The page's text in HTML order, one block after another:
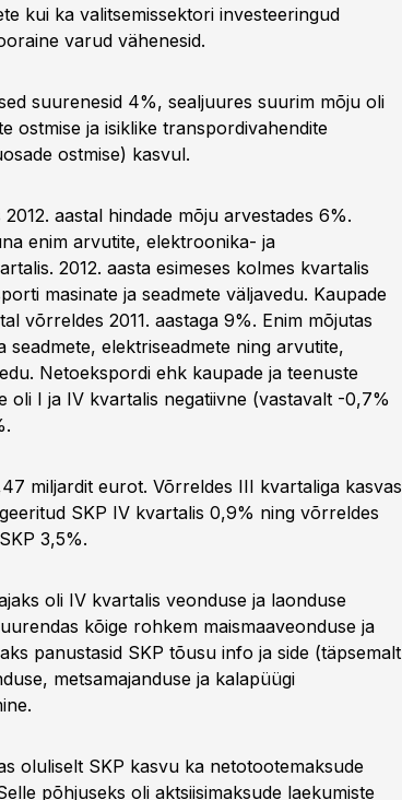
kui ka valitsemissektori investeeringud
varud vähenesid.
suurenesid 4%, sealjuures suurim mõju oli
ostmise ja isiklike transpordivahendite
ostmise) kasvul.
aastal hindade mõju arvestades 6%.
enim arvutite, elektroonika- ja
2012. aasta esimeses kolmes kvartalis
masinate ja seadmete väljavedu. Kaupade
võrreldes 2011. aastaga 9%. Enim mõjutas
seadmete, elektriseadmete ning arvutite,
Netoekspordi ehk kaupade ja teenuste
oli I ja IV kvartalis negatiivne (vastavalt -0,7%
miljardit eurot. Võrreldes III kvartaliga kasvas
SKP IV kvartalis 0,9% ning võrreldes
3,5%.
oli IV kvartalis veonduse ja laonduse
kõige rohkem maismaaveonduse ja
panustasid SKP tõusu info ja side (täpsemalt
metsamajanduse ja kalapüügi
oluliselt SKP kasvu ka netotootemaksude
põhjuseks oli aktsiisimaksude laekumiste